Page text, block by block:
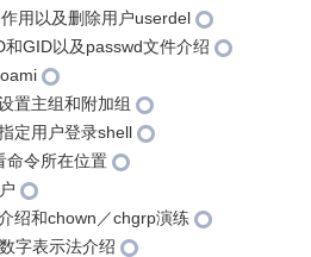
用以及删除用户userdel
GID以及passwd文件介绍
置主组和附加组
定用户登录shell
命令所在位置
绍和chown／chgrp演练
字表示法介绍